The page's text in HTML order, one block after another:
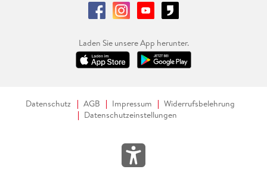
Laden Sie unsere App herunter.
Datenschutz AGB Impressum
Widerrufsbelehrung
Datenschutzeinstellungen